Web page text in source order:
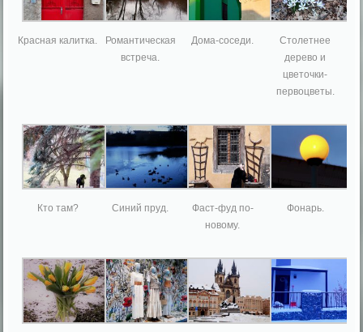
Красная калитка.
Романтическая
встреча.
Дома-соседи.
Столетнее
дерево и
цветочки-
первоцветы.
Кто там? Синий пруд.
Фаст-фуд по-
новому.
Фонарь.